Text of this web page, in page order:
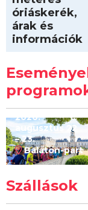
óriáskerék,
árak és
információk
Kilóméterek
2026
2026.
augusztus 22
– 23.
Balaton-part
Szállások